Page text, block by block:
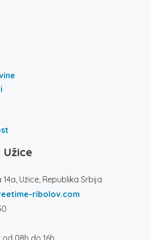
Užice, Republika Srbija
ribolov.com